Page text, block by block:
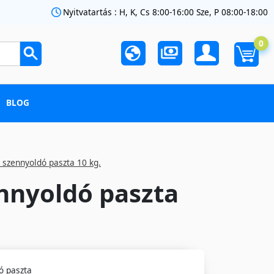
Nyitvatartás : H, K, Cs 8:00-16:00 Sze, P 08:00-18:00
0
BLOG
paszta 10 kg.
paszta
paszta